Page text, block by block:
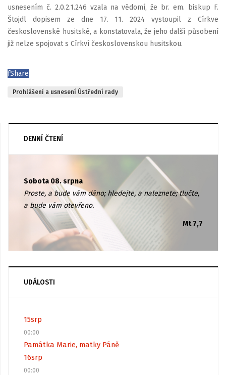
usnesením č. 2.0.2.1.246 vzala na vědomí, že br. em. biskup F.
Štojdl dopisem ze dne 17. 11. 2024 vystoupil z Církve
československé husitské, a konstatovala, že jeho další působení
již nelze spojovat s Církví československou husitskou.
fShare
Prohlášení a usnesení Ústřední rady
DENNÍ ČTENÍ
Sobota 08. srpna
Proste, a bude vám dáno; hledejte, a naleznete; tlučte,
a bude vám otevřeno.
Mt 7,7
UDÁLOSTI
15srp
00:00
Památka Marie, matky Páně
16srp
00:00